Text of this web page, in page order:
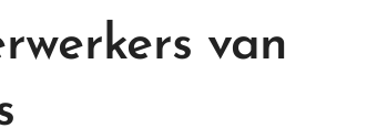
van